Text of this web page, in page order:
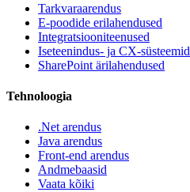
Tarkvaraarendus
E-poodide erilahendused
Integratsiooniteenused
Iseteenindus- ja CX-süsteemid
SharePoint ärilahendused
Tehnoloogia
.Net arendus
Java arendus
Front-end arendus
Andmebaasid
Vaata kõiki